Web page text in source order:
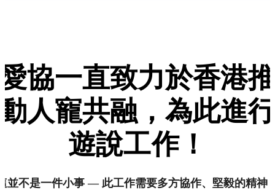
協一直致力於香港
人寵共融，為此進
遊說工作！
並不是一件小事 — 此工作需要多方協作、堅毅的精神